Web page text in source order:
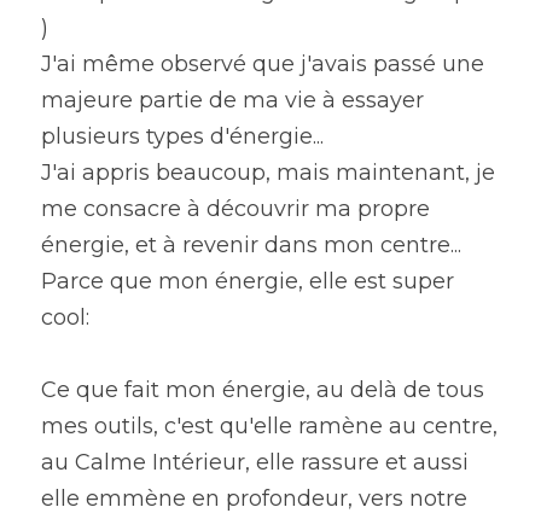
)
J'ai même observé que j'avais passé une
majeure partie de ma vie à essayer
plusieurs types d'énergie...
J'ai appris beaucoup, mais maintenant, je
me consacre à découvrir ma propre
énergie, et à revenir dans mon centre...
Parce que mon énergie, elle est super
cool:
Ce que fait mon énergie, au delà de tous
mes outils, c'est qu'elle ramène au centre,
au Calme Intérieur, elle rassure et aussi
elle emmène en profondeur, vers notre